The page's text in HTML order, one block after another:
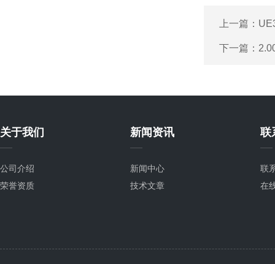
上一篇：
下一篇：
关于我们
公司介绍
荣誉资质
新闻资讯
新闻中心
技术文章
联
联
在